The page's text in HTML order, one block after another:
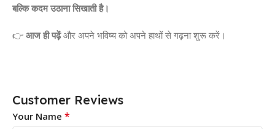
बल्कि कदम उठाना सिखाती है।
👉 आज ही पढ़ेंऔर अपने भविष्य को अपने हाथों से गढ़ना शुरू करें।
Customer Reviews
Your Name *